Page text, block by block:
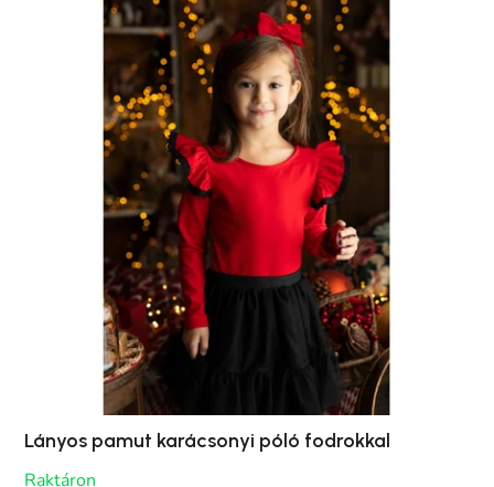
Lányos pamut karácsonyi póló fodrokkal
Raktáron